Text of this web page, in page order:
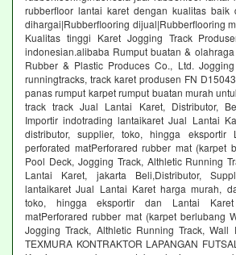
rubberfloor lantai karet dengan kualitas baik
dihargai|Rubberflooring dijual|Rubberflooring
Kualitas tinggi Karet Jogging Track
indonesian.alibaba Rumput buatan &
Rubber & Plastic Produces Co., Ltd.
runningtracks, track karet produsen FN
panas rumput karpet rumput buatan murah
track track Jual Lantai Karet, Distributor,
Importir indotrading lantaikaret Jual Lantai
distributor, supplier, toko, hingga eksportir
perforated matPerforared rubber mat (karpet
Pool Deck, Jogging Track, Althletic Running
Lantai Karet, jakarta Beli,Distributor,
lantaikaret Jual Lantai Karet harga murah,
toko, hingga eksportir dan Lantai Karet
matPerforared rubber mat (karpet berlubang
Jogging Track, Althletic Running Track, Wall
TEXMURA KONTRAKTOR LAPANGAN